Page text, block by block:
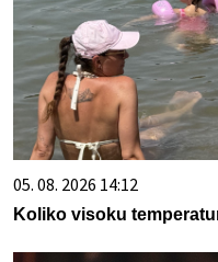
05. 08. 2026 14:12
Koliko visoku